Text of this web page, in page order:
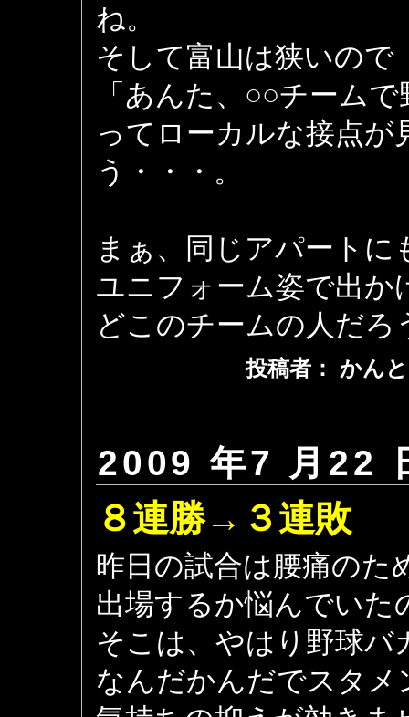
ね。
そして富山は狭いので
「あんた、○○チーム
ってローカルな接点
う・・・。
まぁ、同じアパートに
ユニフォーム姿で出
どこのチームの人だろ
投稿者： かん
2009 年7 月22
８連勝→３連敗
昨日の試合は腰痛のた
出場するか悩んでいた
そこは、やはり野球バ
なんだかんだでスタメ